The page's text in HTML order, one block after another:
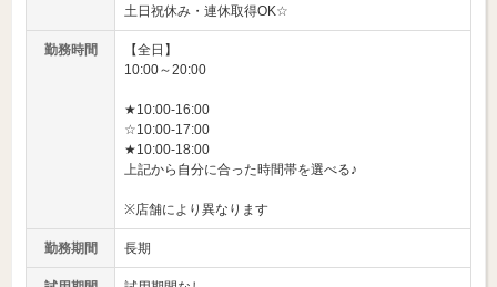
土日祝休み・連休取得OK☆
勤務時間
【全日】
10:00～20:00
★10:00-16:00
☆10:00-17:00
★10:00-18:00
上記から自分に合った時間帯を選べる♪
※店舗により異なります
勤務期間 長期